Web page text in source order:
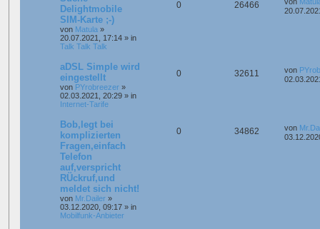
Delightmobile
SIM-Karte ;-)
von Matula »
20.07.2021, 17:14 » in
Talk Talk Talk
0 26466
aDSL Simple wird
eingestellt
von PYrobreezer »
02.03.2021, 20:29 » in
Internet-Tarife
0 32611 von
Bob,legt bei
komplizierten
Fragen,einfach
Telefon
auf,verspricht
RÜckruf,und
meldet sich nicht!
von Mr.Dailer »
03.12.2020, 09:17 » in
Mobilfunk-Anbieter
0 34862 von